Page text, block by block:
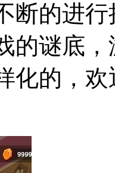
断的进
的谜底
化的，